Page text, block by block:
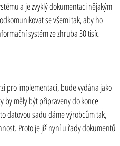
a je zvyklý dokumentaci nějakým
se všemi tak, aby ho
systém ze zhruba 30 tisíc
pro implementaci, bude vydána jako
by měly být připraveny do konce
datovou sadu dáme výrobcům tak,
Proto je již nyní u řady dokumentů